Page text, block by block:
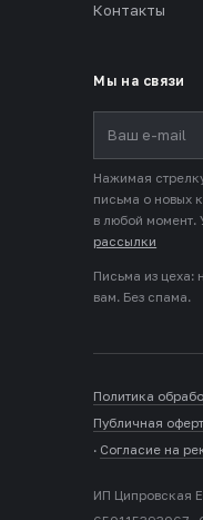
Контакты
Мы на связи
Нажимая
письма о новых
в любой момент.
рассылки
Письма из цеха:
вам. Без спама.
Политика
Публичная
· Согласие на
ИП Ципровская